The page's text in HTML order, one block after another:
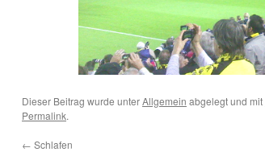
Dieser Beitrag wurde unterAllgemein abgelegt und mit
Permalink.
← Schlafen